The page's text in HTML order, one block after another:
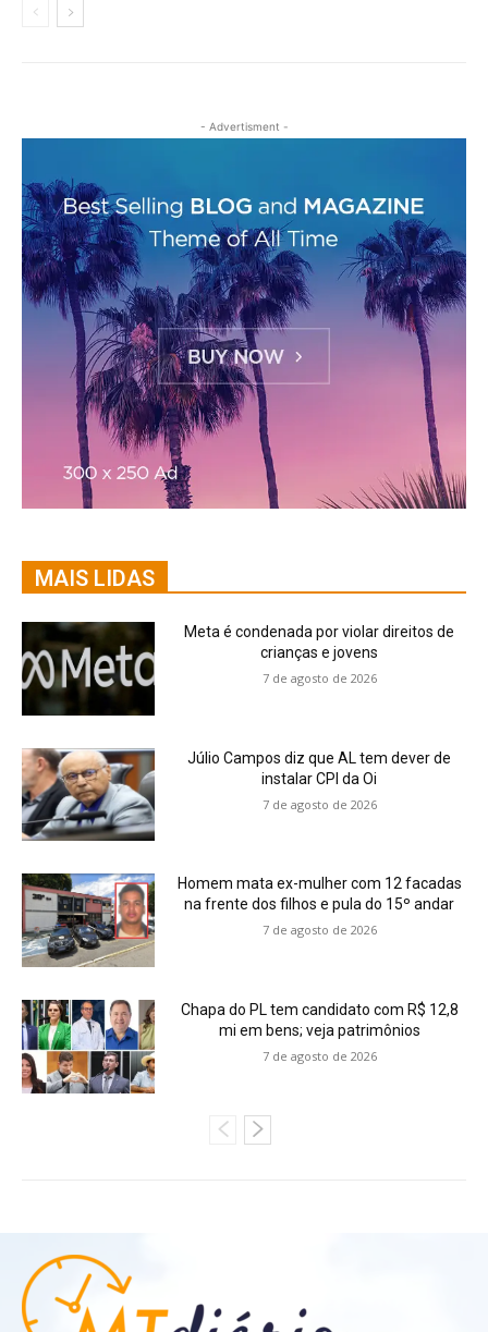
- Advertisment -
MAIS LIDAS
Meta é condenada por violar direitos de
crianças e jovens
7 de agosto de 2026
Júlio Campos diz que AL tem dever de
instalar CPI da Oi
7 de agosto de 2026
Homem mata ex-mulher com 12 facadas
na frente dos filhos e pula do 15º andar
7 de agosto de 2026
Chapa do PL tem candidato com R$ 12,8
mi em bens; veja patrimônios
7 de agosto de 2026